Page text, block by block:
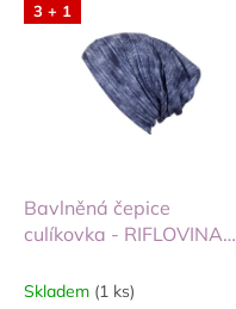
3 + 1
Bavlněná čepice
culíkovka - RIFLOVINA
Skladem (1 ks)